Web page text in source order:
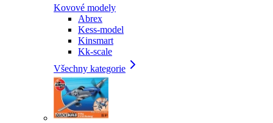
Kovové modely
Abrex
Kess-model
Kinsmart
Kk-scale
Všechny kategorie